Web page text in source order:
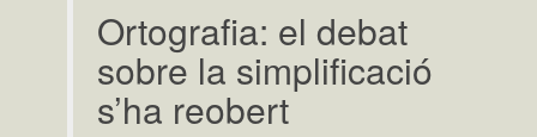
Ortografia: el debat
sobre la simplificació
s’ha reobert